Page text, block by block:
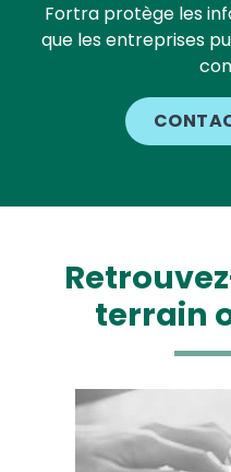
Fortra protège les
que les entreprises
terrain